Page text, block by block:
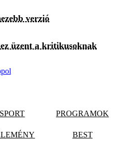
verzió
üzent a kritikusoknak
SPORT PROGRAMOK
BEST